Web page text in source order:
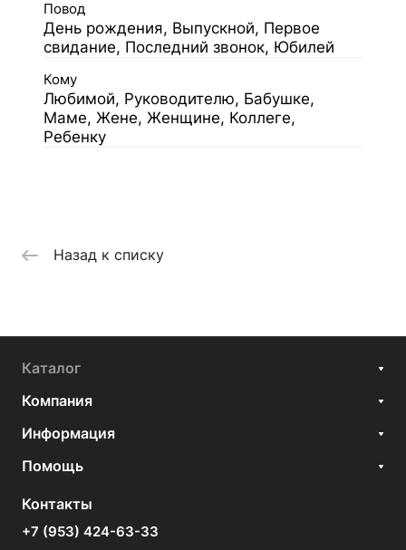
Повод
День рождения, Выпускной, Первое
свидание, Последний звонок, Юбилей
Кому
Любимой, Руководителю, Бабушке,
Маме, Жене, Женщине, Коллеге,
Ребенку
Назад к списку
Каталог
Компания
Информация
Помощь
Контакты
+7 (953) 424-63-33